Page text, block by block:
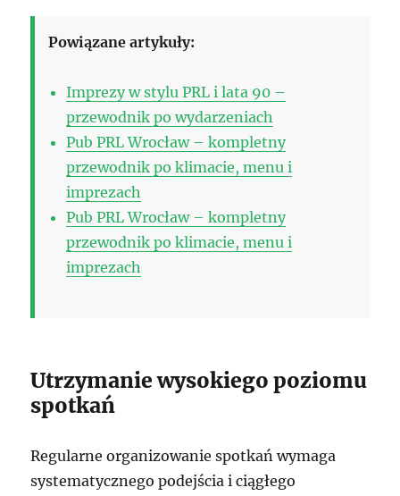
Powiązane artykuły:
Imprezy w stylu PRL i lata 90 –
przewodnik po wydarzeniach
Pub PRL Wrocław – kompletny
przewodnik po klimacie, menu i
imprezach
Pub PRL Wrocław – kompletny
przewodnik po klimacie, menu i
imprezach
Utrzymanie wysokiego poziomu
spotkań
Regularne organizowanie spotkań wymaga
systematycznego podejścia i ciągłego